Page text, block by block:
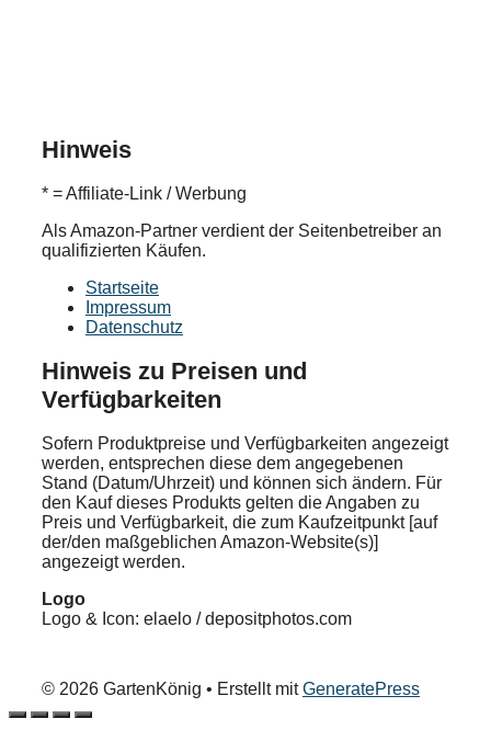
Hinweis
* = Affiliate-Link / Werbung
Als Amazon-Partner verdient der Seitenbetreiber an
qualifizierten Käufen.
Startseite
Impressum
Datenschutz
Hinweis zu Preisen und
Verfügbarkeiten
Sofern Produktpreise und Verfügbarkeiten angezeigt
werden, entsprechen diese dem angegebenen
Stand (Datum/Uhrzeit) und können sich ändern. Für
den Kauf dieses Produkts gelten die Angaben zu
Preis und Verfügbarkeit, die zum Kaufzeitpunkt [auf
der/den maßgeblichen Amazon-Website(s)]
angezeigt werden.
Logo
Logo & Icon: elaelo / depositphotos.com
© 2026 GartenKönig • Erstellt mitGeneratePress